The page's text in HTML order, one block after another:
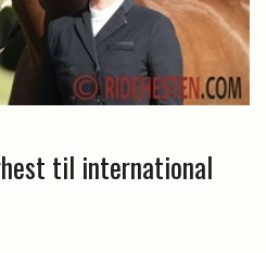
til international